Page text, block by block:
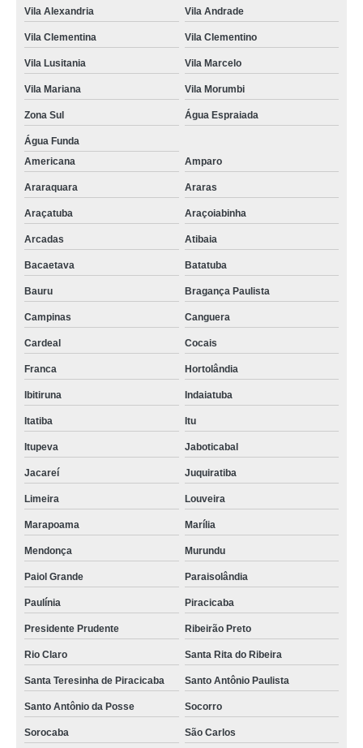
Vila Alexandria Vila Andrade
Vila Clementina Vila Clementino
Vila Lusitania Vila Marcelo
Vila Mariana Vila Morumbi
Zona Sul Água Espraiada
Água Funda
Americana
Amparo
Araraquara Araras
Araçatuba Araçoiabinha
Arcadas Atibaia
Bacaetava Batatuba
Bauru Bragança Paulista
Campinas Canguera
Cardeal Cocais
Franca Hortolândia
Ibitiruna Indaiatuba
Itatiba Itu
Itupeva Jaboticabal
Jacareí Juquiratiba
Limeira Louveira
Marapoama Marília
Mendonça Murundu
Paiol Grande Paraisolândia
Paulínia Piracicaba
Presidente Prudente Ribeirão Preto
Rio Claro Santa Rita do Ribeira
Santa Teresinha de Piracicaba Santo Antônio Paulista
Santo Antônio da Posse Socorro
Sorocaba São Carlos